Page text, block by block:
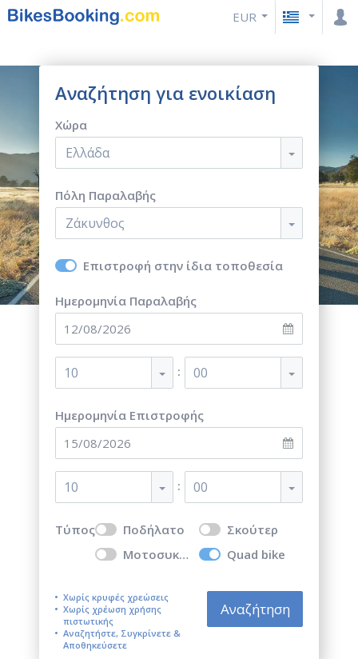
EUR
Αναζήτηση για ενοικίαση
Χώρα
Ελλάδα
Πόλη Παραλαβής
Ζάκυνθος
Επιστροφή στην ίδια τοποθεσία
Ημερομηνία Παραλαβής
10 : 00
Ημερομηνία Επιστροφής
10 : 00
Τύπος Ποδήλατο
Σκούτερ
Μοτοσυκλέτα
Quad bike
Χωρίς κρυφές χρεώσεις
Χωρίς χρέωση χρήσης
πιστωτικής
Αναζητήστε, Συγκρίνετε &
Αποθηκεύσετε
Αναζήτηση